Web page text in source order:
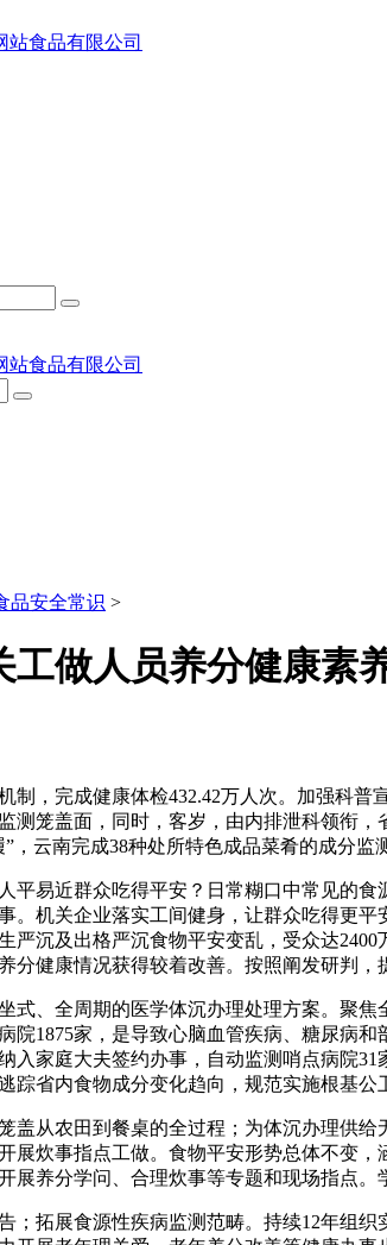
品安全常识 >
工做人员养分健康素
，完成健康体检432.42万人次。加强科普
测笼盖面，同时，客岁，由内排泄科领衔
，云南完成38种处所特色成品菜肴的成分监
易近群众吃得平安？日常糊口中常见的食
。机关企业落实工间健身，让群众吃得更
严沉及出格严沉食物平安变乱，受众达
分健康情况获得较着改善。按照阐发研判
、全周期的医学体沉办理处理方案。聚焦
院1875家，是导致心脑血管疾病、糖尿病
入家庭大夫签约办事，自动监测哨点病院
踪省内食物成分变化趋向，规范实施根基
从农田到餐桌的全过程；为体沉办理供给
展炊事指点工做。食物平安形势总体不变
展养分学问、合理炊事等专题和现场指点
拓展食源性疾病监测范畴。持续12年组织